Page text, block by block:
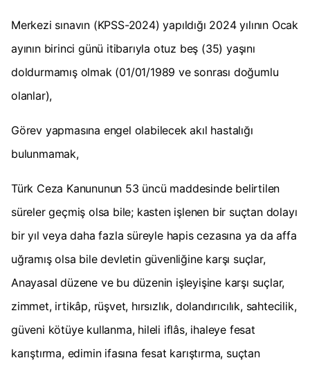
Merkezi sınavın (KPSS-2024) yapıldığı 2024 yılının Ocak
ayının birinci günü itibarıyla otuz beş (35) yaşını
doldurmamış olmak (01/01/1989 ve sonrası doğumlu
olanlar),
Görev yapmasına engel olabilecek akıl hastalığı
bulunmamak,
Türk Ceza Kanununun 53 üncü maddesinde belirtilen
süreler geçmiş olsa bile; kasten işlenen bir suçtan dolayı
bir yıl veya daha fazla süreyle hapis cezasına ya da affa
uğramış olsa bile devletin güvenliğine karşı suçlar,
Anayasal düzene ve bu düzenin işleyişine karşı suçlar,
zimmet, irtikâp, rüşvet, hırsızlık, dolandırıcılık, sahtecilik,
güveni kötüye kullanma, hileli iflâs, ihaleye fesat
karıştırma, edimin ifasına fesat karıştırma, suçtan